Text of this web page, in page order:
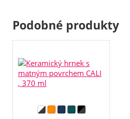
Podobné produkty